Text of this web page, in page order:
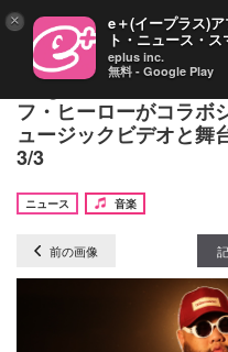
『2gether』主演ブラ
フ・ヒーローがコラボ
ュージックビデオと舞
3/3
ニュース
音楽
前の画像
× e＋(イープラス)
ト・ニュース・ス
eplus inc.
無料 - Google Play